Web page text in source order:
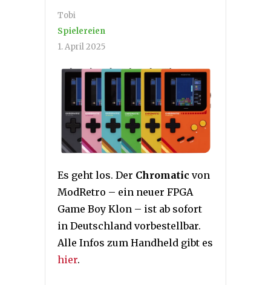
Tobi
Spielereien
1. April 2025
Es geht los. Der Chromatic von
ModRetro – ein neuer FPGA
Game Boy Klon – ist ab sofort
in Deutschland vorbestellbar.
Alle Infos zum Handheld gibt es
hier.